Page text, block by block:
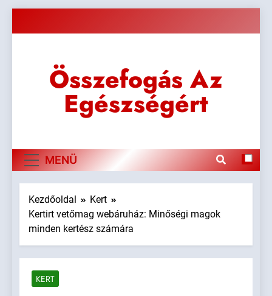
Összefogás Az
Egészségért
MENÜ
Kezdőoldal
Kert
Kertirt vetőmag webáruház: Minőségi magok
minden kertész számára
KERT